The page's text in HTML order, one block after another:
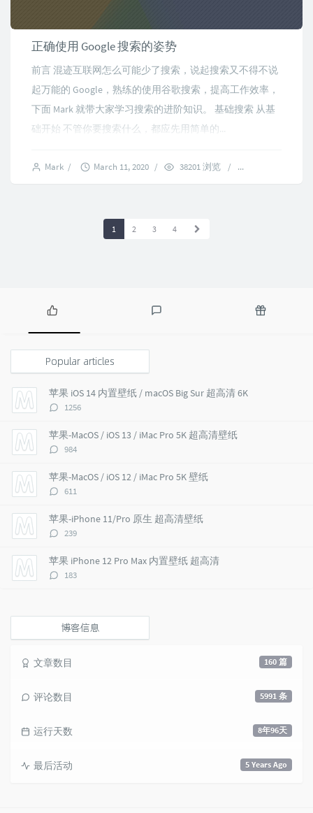
正确使用 Google 搜索的姿势
前言 混迹互联网怎么可能少了搜索，说起搜索又不得不说
起万能的 Google，熟练的使用谷歌搜索，提高工作效率，
下面 Mark 就带大家学习搜索的进阶知识。 基础搜索 从基
础开始 不管你要搜索什么，都应先用简单的...
Mark / March 11, 2020 / 38201 浏览 /
1 2 3 4
P
p
u
l
a
r
a
r
t
i
c
l
e
s
t
m
n
s
Popular articles
苹果 iOS 14 内置壁纸 / macOS Big Sur 超高清 6K
评
数：
1256
苹果-MacOS / iOS 13 / iMac Pro 5K 超高清壁纸
评
数：
984
苹果-MacOS / iOS 12 / iMac Pro 5K 壁纸
评
数：
611
苹果-iPhone 11/Pro 原生 超高清壁纸
评
数：
239
苹果 iPhone 12 Pro Max 内置壁纸 超高清
评
183
博客信息
160 篇
文章数目
5991 条
评论数目
8年96天
运行天数
5 Years Ago
最后活动